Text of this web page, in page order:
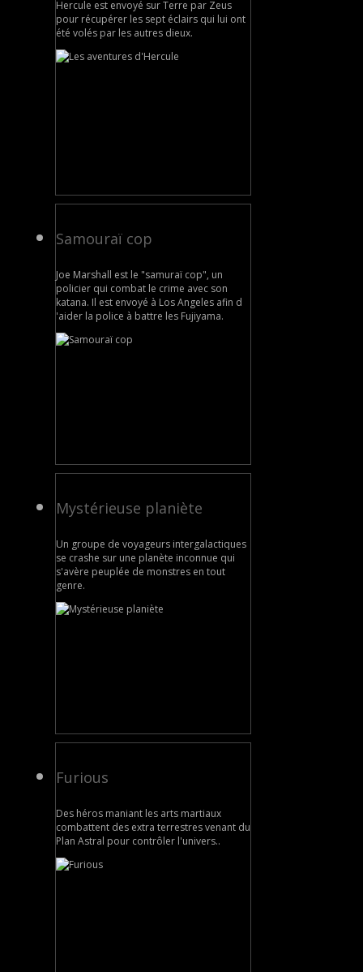
Hercule est envoyé sur Terre par Zeus
pour récupérer les sept éclairs qui lui ont
été volés par les autres dieux.
Samouraï cop
Joe Marshall est le "samuraï cop", un
policier qui combat le crime avec son
katana. Il est envoyé à Los Angeles afin d
'aider la police à battre les Fujiyama.
Mystérieuse planiète
Un groupe de voyageurs intergalactiques
se crashe sur une planète inconnue qui
s'avère peuplée de monstres en tout
genre.
Furious
Des héros maniant les arts martiaux
combattent des extra terrestres venant du
Plan Astral pour contrôler l'univers..